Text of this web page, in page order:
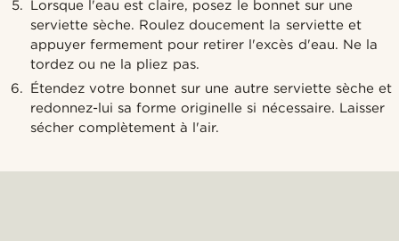
Lorsque l'eau est claire, posez le bonnet sur une
serviette sèche. Roulez doucement la serviette et
appuyer fermement pour retirer l'excès d'eau. Ne la
tordez ou ne la pliez pas.
Étendez votre bonnet sur une autre serviette sèche et
redonnez-lui sa forme originelle si nécessaire. Laisser
sécher complètement à l'air.